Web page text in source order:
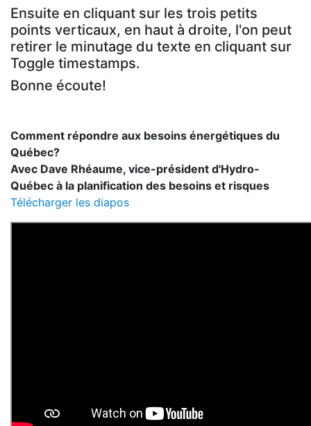
Ensuite en cliquant sur les trois petits
points verticaux, en haut à droite, l'on peut
retirer le minutage du texte en cliquant sur
Toggle timestamps.
Bonne écoute!
Comment répondre aux besoins énergétiques du
Québec?
Avec Dave Rhéaume, vice-président d'Hydro-
Québec à la planification des besoins et risques
Télécharger les diapos